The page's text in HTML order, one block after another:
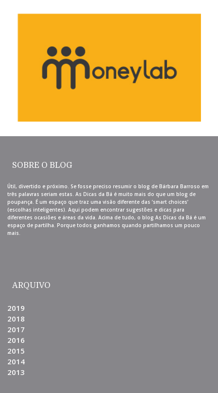
SOBRE O BLOG
Útil, divertido e próximo. Se fosse preciso resumir o blog de Bárbara Barroso em
três palavras seriam estas. As Dicas da Bá é muito mais do que um blog de
poupança. É um espaço que traz uma visão diferente das ‘smart choices’
(escolhas inteligentes). Aqui podem encontrar sugestões e dicas para
diferentes ocasiões e áreas da vida. Acima de tudo, o blog As Dicas da Bá é um
espaço de partilha. Porque todos ganhamos quando partilhamos um pouco
mais.
ARQUIVO
2019
2018
2017
2016
2015
2014
2013